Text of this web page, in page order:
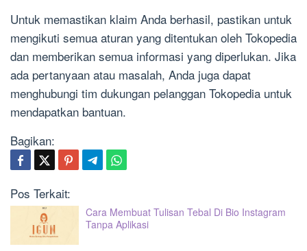
Untuk memastikan klaim Anda berhasil, pastikan untuk
mengikuti semua aturan yang ditentukan oleh Tokopedia
dan memberikan semua informasi yang diperlukan. Jika
ada pertanyaan atau masalah, Anda juga dapat
menghubungi tim dukungan pelanggan Tokopedia untuk
mendapatkan bantuan.
Bagikan:
Pos Terkait:
Cara Membuat Tulisan Tebal Di Bio Instagram
Tanpa Aplikasi